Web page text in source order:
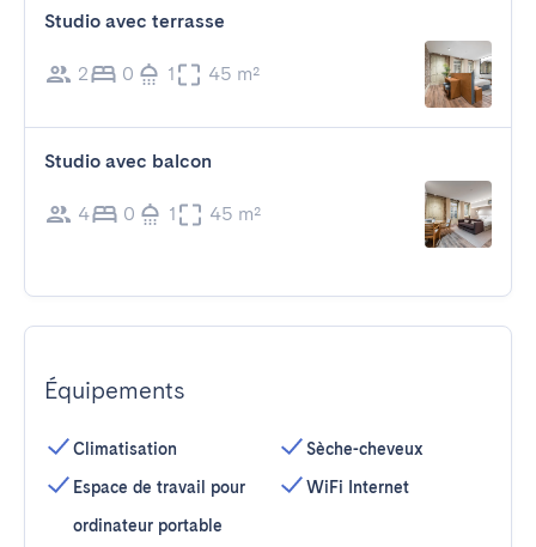
Studio avec terrasse
2 0 1 45 m²
Studio avec balcon
4 0 1 45 m²
Équipements
Climatisation
Espace de travail pour
ordinateur portable
Sèche-cheveux
WiFi Internet